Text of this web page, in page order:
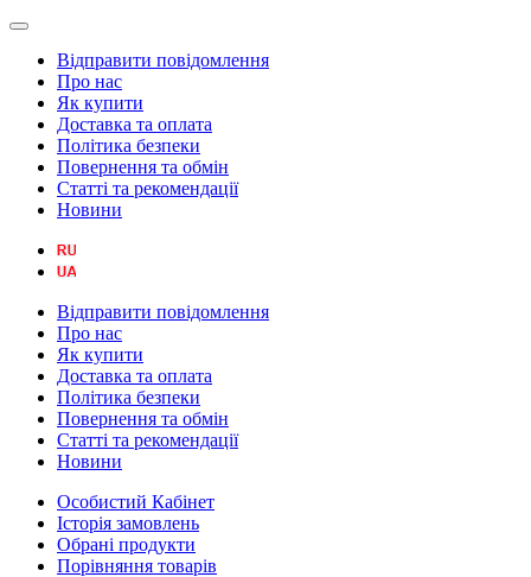
Відправити повідомлення
Про нас
Як купити
Доставка та оплата
Політика безпеки
Повернення та обмін
Статті та рекомендації
Новини
Відправити повідомлення
Про нас
Як купити
Доставка та оплата
Політика безпеки
Повернення та обмін
Статті та рекомендації
Новини
Особистий Кабінет
Історія замовлень
Обрані продукти
Порівняння товарів